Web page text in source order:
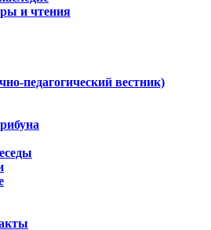
и чтения
педагогический вестник)